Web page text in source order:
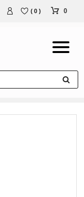
( 0 ) 0